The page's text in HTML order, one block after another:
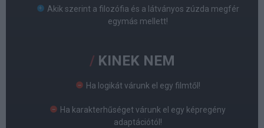
Akik szerint a filozófia és a látványos zúzda megfér
egymás mellett!
KINEK NEM
Ha logikát várunk el egy filmtől!
Ha karakterhűséget várunk el egy képregény
adaptációtól!